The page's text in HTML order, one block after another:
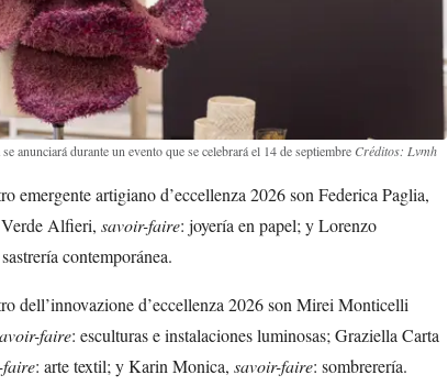
anunciará durante un evento que se celebrará el 14 de septiembre Créditos: Lvmh
emergente artigiano d’eccellenza 2026 son Federica Paglia,
Alfieri, savoir-faire: joyería en papel; y Lorenzo
contemporánea.
dell’innovazione d’eccellenza 2026 son Mirei Monticelli
faire: esculturas e instalaciones luminosas; Graziella Carta
: arte textil; y Karin Monica, savoir-faire: sombrerería.